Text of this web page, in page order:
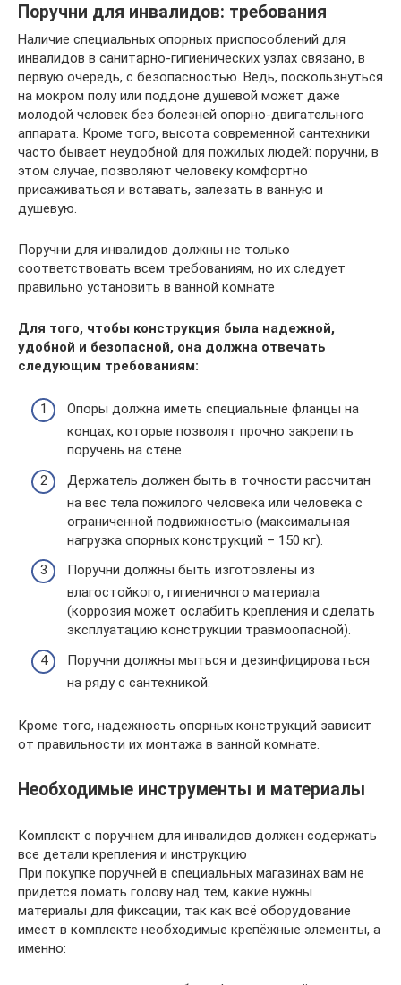
Поручни для инвалидов: требования
Наличие специальных опорных приспособлений для
инвалидов в санитарно-гигиенических узлах связано, в
первую очередь, с безопасностью. Ведь, поскользнуться
на мокром полу или поддоне душевой может даже
молодой человек без болезней опорно-двигательного
аппарата. Кроме того, высота современной сантехники
часто бывает неудобной для пожилых людей: поручни, в
этом случае, позволяют человеку комфортно
присаживаться и вставать, залезать в ванную и
душевую.
Поручни для инвалидов должны не только
соответствовать всем требованиям, но их следует
правильно установить в ванной комнате
Для того, чтобы конструкция была надежной,
удобной и безопасной, она должна отвечать
следующим требованиям:
Опоры должна иметь специальные фланцы на
концах, которые позволят прочно закрепить
поручень на стене.
Держатель должен быть в точности рассчитан
на вес тела пожилого человека или человека с
ограниченной подвижностью (максимальная
нагрузка опорных конструкций – 150 кг).
Поручни должны быть изготовлены из
влагостойкого, гигиеничного материала
(коррозия может ослабить крепления и сделать
эксплуатацию конструкции травмоопасной).
Поручни должны мыться и дезинфицироваться
на ряду с сантехникой.
Кроме того, надежность опорных конструкций зависит
от правильности их монтажа в ванной комнате.
Необходимые инструменты и материалы
Комплект с поручнем для инвалидов должен содержать
все детали крепления и инструкцию
При покупке поручней в специальных магазинах вам не
придётся ломать голову над тем, какие нужны
материалы для фиксации, так как всё оборудование
имеет в комплекте необходимые крепёжные элементы, а
именно: